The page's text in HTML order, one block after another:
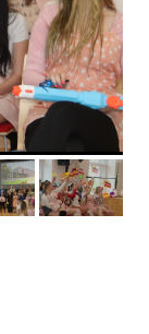
fookusesse
Too foto